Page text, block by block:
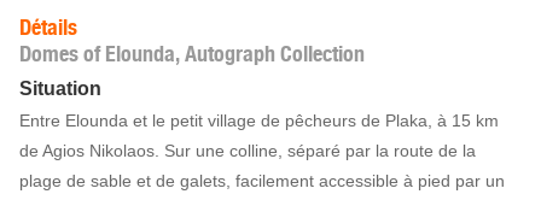
Détails
Domes of Elounda, Autograph Collection
Situation
Entre Elounda et le petit village de pêcheurs de Plaka, à 15 km
de Agios Nikolaos. Sur une colline, séparé par la route de la
plage de sable et de galets, facilement accessible à pied par un